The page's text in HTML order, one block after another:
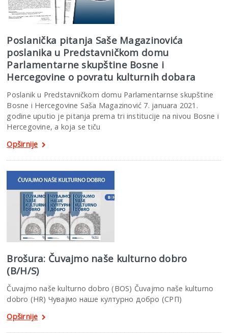
Poslanička pitanja Saše Magazinovića
poslanika u Predstavničkom domu
Parlamentarne skupštine Bosne i
Hercegovine o povratu kulturnih dobara
Poslanik u Predstavničkom domu Parlamentarnse skupštine
Bosne i Hercegovine Saša Magazinović 7. januara 2021.
godine uputio je pitanja prema tri institucije na nivou Bosne i
Hercegovine, a koja se tiču
Opširnije
Brošura: Čuvajmo naše kulturno dobro
(B/H/S)
Čuvajmo naše kulturno dobro (BOS) Čuvajmo naše kulturno
dobro (HR) Чувајмо наше културно добро (СРП)
Opširnije